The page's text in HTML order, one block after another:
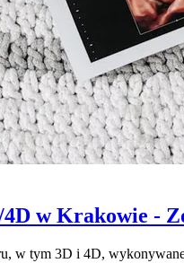
w Krakowie -
w tym 3D i 4D,